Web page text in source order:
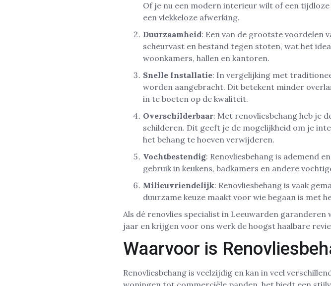
Of je nu een modern interieur wilt of een
een vlekkeloze afwerking.
Duurzaamheid: Een van de grootste voordelen
scheurvast en bestand tegen stoten, wat het
woonkamers, hallen en kantoren.
Snelle Installatie: In vergelijking met
worden aangebracht. Dit betekent minder
in te boeten op de kwaliteit.
Overschilderbaar: Met renovliesbehang heb je
schilderen. Dit geeft je de mogelijkheid om je
het behang te hoeven verwijderen.
Vochtbestendig: Renovliesbehang is ademend
gebruik in keukens, badkamers en andere
Milieuvriendelijk: Renovliesbehang is vaak
duurzame keuze maakt voor wie begaan is met
Als dé renovlies specialist in Leeuwarden
jaar en krijgen voor ons werk de hoogst haalbare
Waarvoor is
Renovliesbehang is veelzijdig en kan in veel